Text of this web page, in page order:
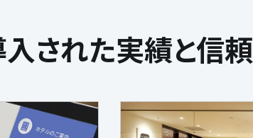
された実績と信頼